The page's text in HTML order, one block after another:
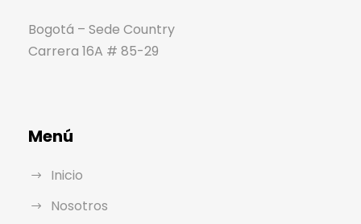
Bogotá – Sede Country
Carrera 16A # 85-29
Menú
Inicio
Nosotros